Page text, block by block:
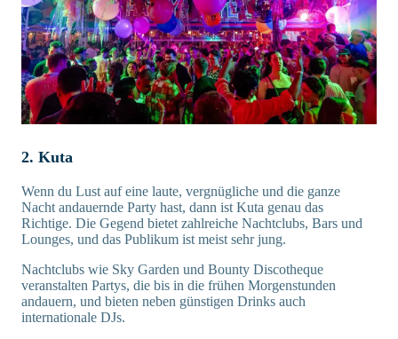
2. Kuta
Wenn du Lust auf eine laute, vergnügliche und die ganze
Nacht andauernde Party hast, dann ist Kuta genau das
Richtige. Die Gegend bietet zahlreiche Nachtclubs, Bars und
Lounges, und das Publikum ist meist sehr jung.
Nachtclubs wie Sky Garden und Bounty Discotheque
veranstalten Partys, die bis in die frühen Morgenstunden
andauern, und bieten neben günstigen Drinks auch
internationale DJs.